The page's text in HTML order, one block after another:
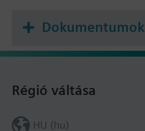
Dokumentumok
Régió váltása
HU (hu)